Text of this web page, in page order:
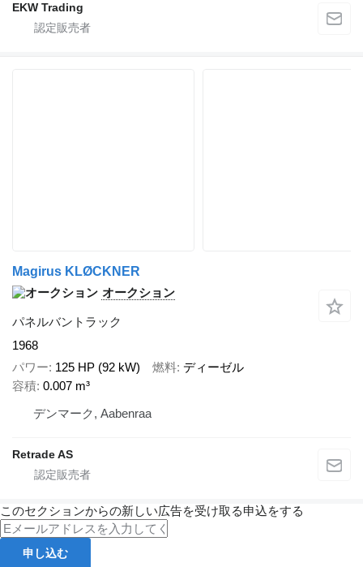
EKW Trading
Magirus KLØCKNER
オークション
パネルバントラック
1968
パワー 125 HP (92 kW) 燃料 ディーゼル
容積 0.007 m³
デンマーク, Aabenraa
Retrade AS
このセクションからの新しい広告を受け取る申込をする
申し込む